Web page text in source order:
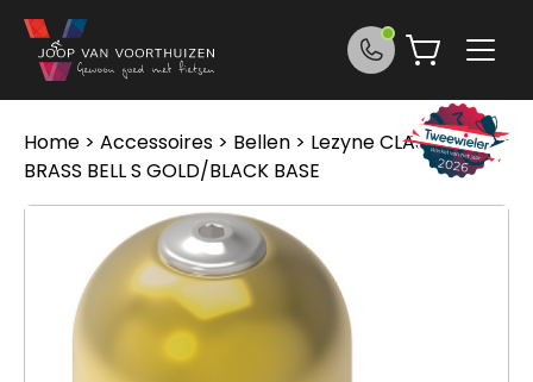
Ga naar de inhoud
Home > Accessoires > Bellen > Lezyne CLASSIC
BRASS BELL S GOLD/BLACK BASE